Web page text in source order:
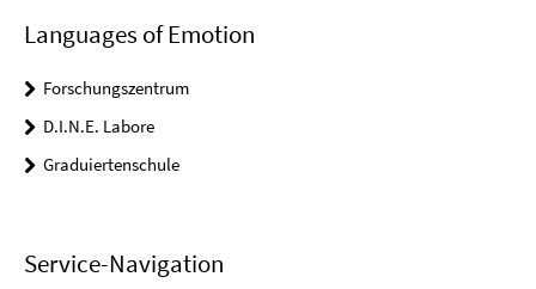
Languages of Emotion
Forschungszentrum
D.I.N.E. Labore
Graduiertenschule
Service-Navigation